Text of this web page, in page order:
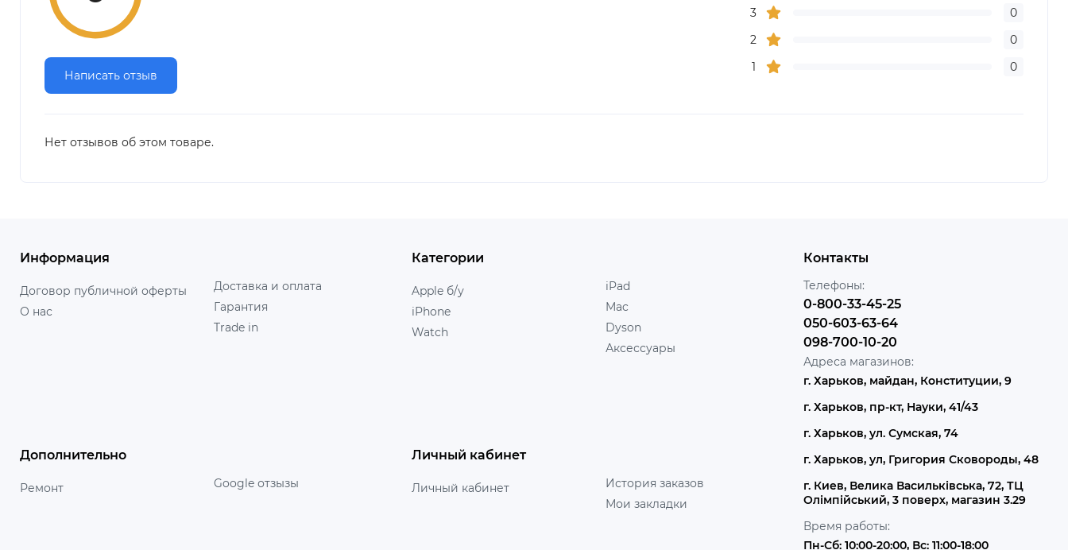
Написать отзыв
3
0
2
0
1
0
Нет отзывов об этом товаре.
Информация
Договор публичной оферты
О нас
Доставка и оплата
Гарантия
Trade in
Категории
Apple б/у
iPhone
Watch
iPad
Mac
Dyson
Аксессуары
Дополнительно
Ремонт Google отзызы
Личный кабинет
Личный кабинет
История заказов
Мои закладки
Контакты
Телефоны:
0-800-33-45-25
050-603-63-64
098-700-10-20
Адреса магазинов:
г. Харьков, майдан, Конституции, 9
г. Харьков, пр-кт, Науки, 41/43
г. Харьков, ул. Сумская, 74
г. Харьков, ул, Григория Сковороды, 48
г. Киев, Велика Васильківська, 72, ТЦ
Олімпійський, 3 поверх, магазин 3.29
Время работы:
Пн-Сб: 10:00-20:00, Вс: 11:00-18:00